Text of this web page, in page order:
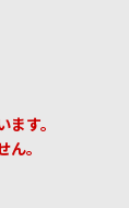
す。
。